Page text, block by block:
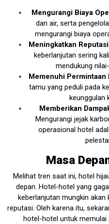
Mengurangi Biaya
dan air, serta
mengurangi biaya
Meningkatkan
keberlanjutan sering
mendukung
Memenuhi Permintaan
tamu yang peduli pada
keunggulan
Memberikan
Mengurangi jejak
operasional hotel
Masa
Melihat tren saat ini, hotel
depan. Hotel-hotel yang
keberlanjutan mungkin akan
reputasi. Oleh karena itu,
hotel-hotel untuk